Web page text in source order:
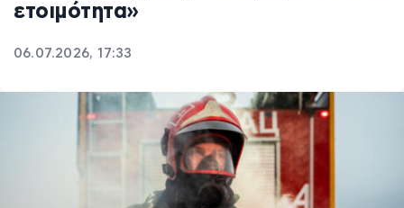
ετοιμότητα»
06.07.2026, 17:33